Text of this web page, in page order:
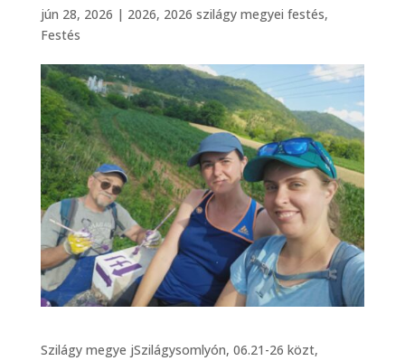
jún 28, 2026 | 2026, 2026 szilágy megyei festés,
Festés
Szilágy megye jSzilágysomlyón, 06.21-26 közt,